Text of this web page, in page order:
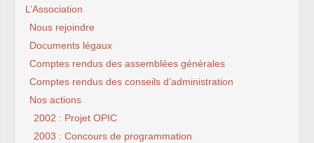
L’Association
Nous rejoindre
Documents légaux
Comptes rendus des assemblées générales
Comptes rendus des conseils d’administration
Nos actions
2002 : Projet OPIC
2003 : Concours de programmation